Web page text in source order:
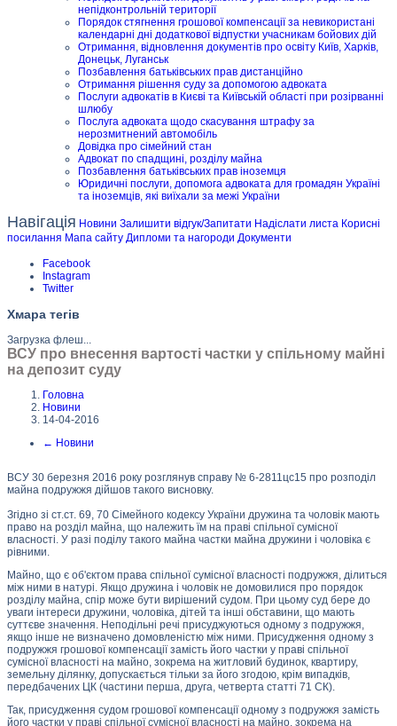
непідконтрольній території
Порядок стягнення грошової компенсації за невикористані
календарні дні додаткової відпустки учасникам бойових дій
Отримання, відновлення документів про освіту Київ, Харків,
Донецьк, Луганськ
Позбавлення батьківських прав дистанційно
Отримання рішення суду за допомогою адвоката
Послуги адвокатів в Києві та Київській області при розірванні
шлюбу
Послуга адвоката щодо скасування штрафу за
нерозмитнений автомобіль
Довідка про сімейний стан
Адвокат по спадщині, розділу майна
Позбавлення батьківських прав іноземця
Юридичні послуги, допомога адвоката для громадян Україні
та іноземців, які виїхали за межі України
Навігація Новини Залишити відгук/Запитати Надіслати листа Корисні
посилання Мапа сайту Дипломи та нагороди Документи
Facebook
Instagram
Twitter
Хмара тегів
Загрузка флеш...
ВСУ про внесення вартості частки у спільному майні
на депозит суду
Головна
Новини
14-04-2016
← Новини
ВСУ 30 березня 2016 року розглянув справу № 6-2811цс15 про розподіл
майна подружжя дійшов такого висновку.
Згідно зі ст.ст. 69, 70 Сімейного кодексу України дружина та чоловік мають
право на розділ майна, що належить їм на праві спільної сумісної
власності. У разі поділу такого майна частки майна дружини і чоловіка є
рівними.
Майно, що є об'єктом права спільної сумісної власності подружжя, ділиться
між ними в натурі. Якщо дружина і чоловік не домовилися про порядок
розділу майна, спір може бути вирішений судом. При цьому суд бере до
уваги інтереси дружини, чоловіка, дітей та інші обставини, що мають
суттєве значення. Неподільні речі присуджуються одному з подружжя,
якщо інше не визначено домовленістю між ними. Присудження одному з
подружжя грошової компенсації замість його частки у праві спільної
сумісної власності на майно, зокрема на житловий будинок, квартиру,
земельну ділянку, допускається тільки за його згодою, крім випадків,
передбачених ЦК (частини перша, друга, четверта статті 71 СК).
Так, присудження судом грошової компенсації одному з подружжя замість
його частки у праві спільної сумісної власності на майно, зокрема на